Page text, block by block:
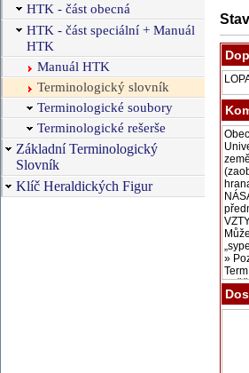
HTK - část obecná
HTK - část speciální + Manuál
HTK
Manuál HTK
Terminologický slovník
Terminologické soubory
Terminologické rešerše
Základní Terminologický
Slovník
Klíč Heraldických Figur